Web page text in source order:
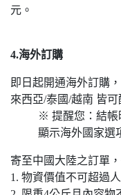
元。
4.海外訂購
即日起開通海外訂購
來西亞/泰國/越南 皆可
※ 提醒您：結帳
顯示海外國家選
寄至中國大陸之訂單
1. 物資價值不可超過